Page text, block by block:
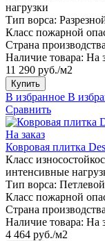
нагрузки
Тип ворса:
Класс пожарной
Страна
Наличие товара: На
11 290 руб./м2
Купить
В избранное В
Сравнить
На заказ
Ковровая плитка
Класс
интенсивные
Тип ворса: Петлевой
Класс пожарной
Страна
Наличие товара: На
4 464 руб./м2